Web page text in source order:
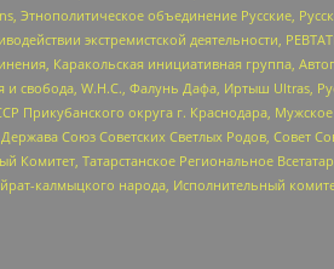
Этнополитическое объединение Русские,
экстремистской деятельности,
Каракольская инициативная группа,
и свобода, W.H.С., Фалунь Дафа, Иртыш Ultras,
округа г. Краснодара, Мужское
Союз Советских Светлых Родов, Совет
Татарстанское Региональное
калмыцкого народа, Исполнительный